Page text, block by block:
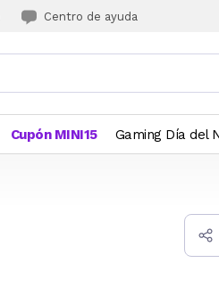
Centro de ayuda
Cupón MINI15 Gaming Día del